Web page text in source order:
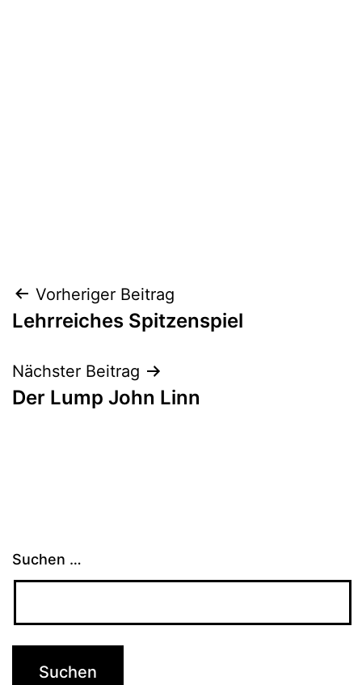
Beitragsnavigation
Vorheriger Beitrag
Lehrreiches Spitzenspiel
Nächster Beitrag
Der Lump John Linn
Suchen …